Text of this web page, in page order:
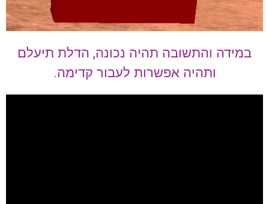
במידה והתשובה תהיה נכונה, הדלת תיעלם
ותהיה אפשרות לעבור קדימה.